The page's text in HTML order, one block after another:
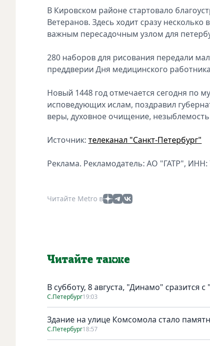
В Кировском районе стартовало
Ветеранов. Здесь ходит сразу
важным пересадочным узлом для
280 наборов для рисования передали
преддверии Дня медицинского
Новый 1448 год отмечается сегодня по
исповедующих ислам, поздравил
веры, духовное очищение,
Источник: телеканал "Санкт-Петербург"
Реклама. Рекламодатель: АО "ГАТР",
Читайте Metro в
Читайте также
В субботу, 8 августа, "Динамо" сразится
С.Петербург19:03
Здание на улице Комсомола стало
С.Петербург18:57